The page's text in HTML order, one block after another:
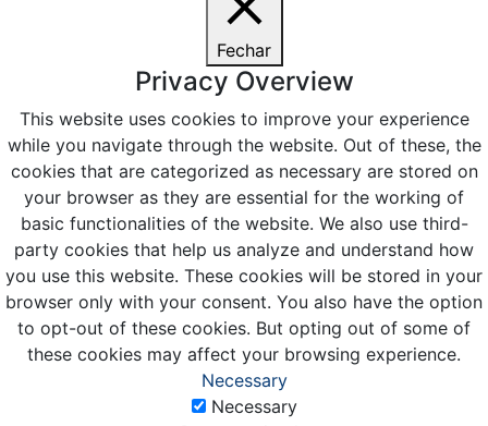
Fechar
Privacy Overview
This website uses cookies to improve your experience
while you navigate through the website. Out of these, the
cookies that are categorized as necessary are stored on
your browser as they are essential for the working of
basic functionalities of the website. We also use third-
party cookies that help us analyze and understand how
you use this website. These cookies will be stored in your
browser only with your consent. You also have the option
to opt-out of these cookies. But opting out of some of
these cookies may affect your browsing experience.
Necessary
Necessary